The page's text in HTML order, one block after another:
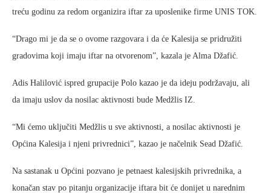
treću godinu za redom organizira iftar za uposlenike firme UNIS TOK.
“Drago mi je da se o ovome razgovara i da će Kalesija se pridružiti
gradovima koji imaju iftar na otvorenom”, kazala je Alma Džafić.
Adis Halilović ispred grupacije Polo kazao je da ideju podržavaju, ali
da imaju uslov da nosilac aktivnosti bude Medžlis IZ.
“Mi ćemo uključiti Medžlis u sve aktivnosti, a nosilac aktivnosti je
Općina Kalesija i njeni privrednici”, kazao je načelnik Sead Džafić.
Na sastanak u Općini pozvano je petnaest kalesijskih privrednika, a
konačan stav po pitanju organizacije iftara bit će donijet u narednim